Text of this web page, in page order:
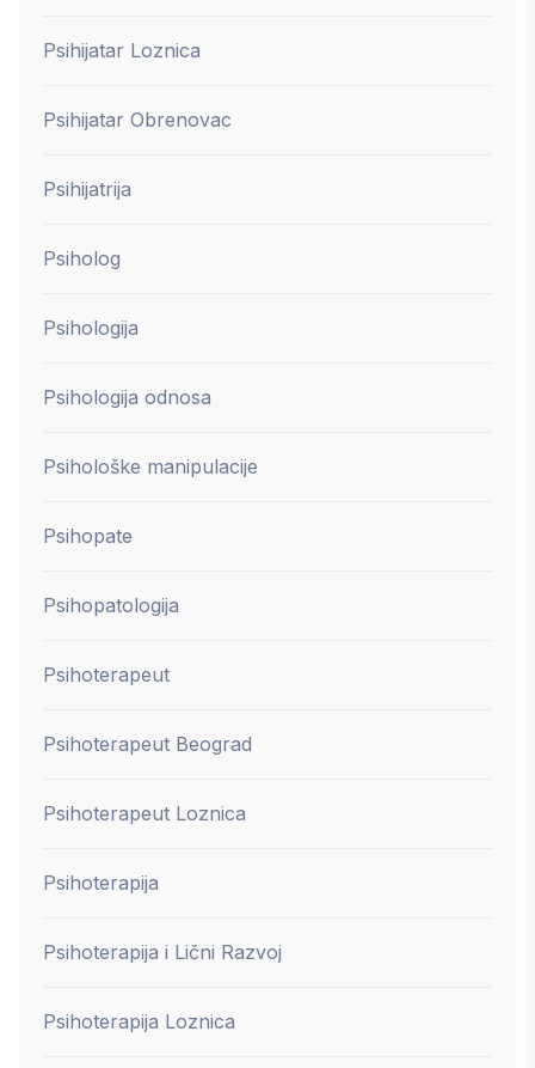
Psihijatar Loznica
Psihijatar Obrenovac
Psihijatrija
Psiholog
Psihologija
Psihologija odnosa
Psihološke manipulacije
Psihopate
Psihopatologija
Psihoterapeut
Psihoterapeut Beograd
Psihoterapeut Loznica
Psihoterapija
Psihoterapija i Lični Razvoj
Psihoterapija Loznica